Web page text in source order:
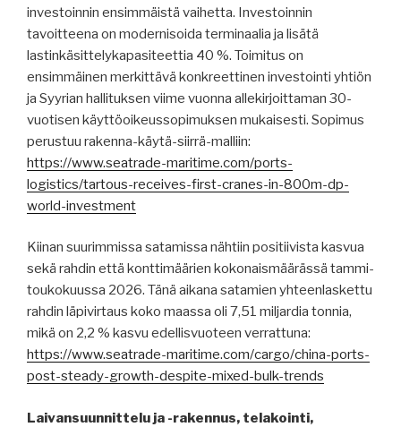
investoinnin ensimmäistä vaihetta. Investoinnin
tavoitteena on modernisoida terminaalia ja lisätä
lastinkäsittelykapasiteettia 40 %. Toimitus on
ensimmäinen merkittävä konkreettinen investointi yhtiön
ja Syyrian hallituksen viime vuonna allekirjoittaman 30-
vuotisen käyttöoikeussopimuksen mukaisesti. Sopimus
perustuu rakenna-käytä-siirrä-malliin:
https://www.seatrade-maritime.com/ports-
logistics/tartous-receives-first-cranes-in-800m-dp-
world-investment
Kiinan suurimmissa satamissa nähtiin positiivista kasvua
sekä rahdin että konttimäärien kokonaismäärässä tammi-
toukokuussa 2026. Tänä aikana satamien yhteenlaskettu
rahdin läpivirtaus koko maassa oli 7,51 miljardia tonnia,
mikä on 2,2 % kasvu edellisvuoteen verrattuna:
https://www.seatrade-maritime.com/cargo/china-ports-
post-steady-growth-despite-mixed-bulk-trends
Laivansuunnittelu ja -rakennus, telakointi,